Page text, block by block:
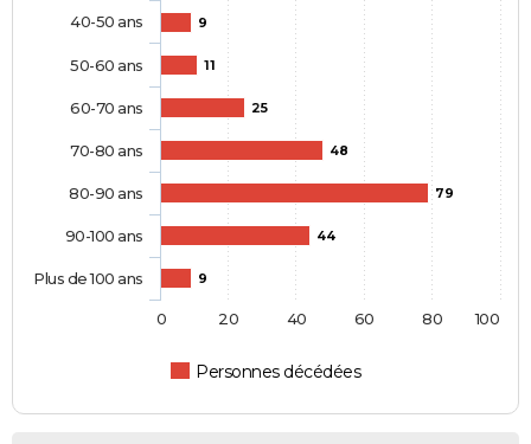
9
11
25
48
79
44
9
Personnes décédées
40-50 ans
50-60 ans
60-70 ans
70-80 ans
80-90 ans
90-100 ans
Plus de 100 ans
0 20 40 60 80 100